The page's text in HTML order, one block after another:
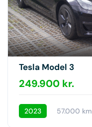
Tesla Model 3
249.900 kr.
2023 57.000 km